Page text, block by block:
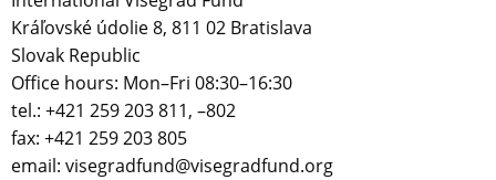
Kráľovské údolie 8, 811 02 Bratislava
Slo­vak Republic
Office hours: Mon–Fri 08:30–16:30
tel.: +421 259 203 811, –802
fax: +421 259 203 805
email: visegradfund@visegradfund.org